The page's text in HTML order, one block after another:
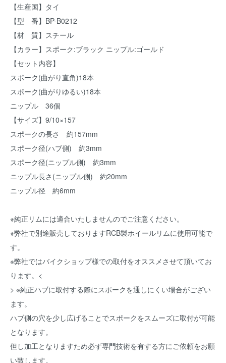
【生産国】タイ
【型 番】BP-B0212
【材 質】スチール
【カラー】スポーク:ブラック ニップル:ゴールド
【セット内容】
スポーク(曲がり直角)18本
スポーク(曲がりゆるい)18本
ニップル 36個
【サイズ】9/10×157
スポークの長さ 約157mm
スポーク径(ハブ側) 約3mm
スポーク径(ニップル側) 約3mm
ニップル長さ(ニップル側) 約20mm
ニップル径 約6mm
※純正リムには適合いたしませんのでご注意ください。
※弊社で別途販売しておりますRCB製ホイールリムに使用可能で
す。
※弊社ではバイクショップ様での取付をオススメさせて頂いてお
ります。<
> ※純正ハブに取付する際にスポークを通しにくい場合がござい
ます。
ハブ側の穴を少し広げることでスポークをスムーズに取付が可能
となります。
但し加工となりますため必ず専門技術を有する方にご依頼をお願
い致します。